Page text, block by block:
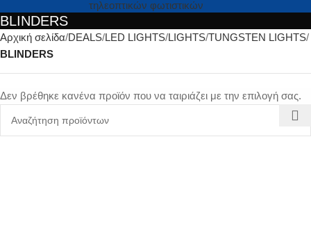
BLINDERS
Αρχική σελίδα DEALS LED LIGHTS LIGHTS TUNGSTEN LIGHTS
BLINDERS
Δεν βρέθηκε κανένα προϊόν που να ταιριάζει με την επιλογή σας.